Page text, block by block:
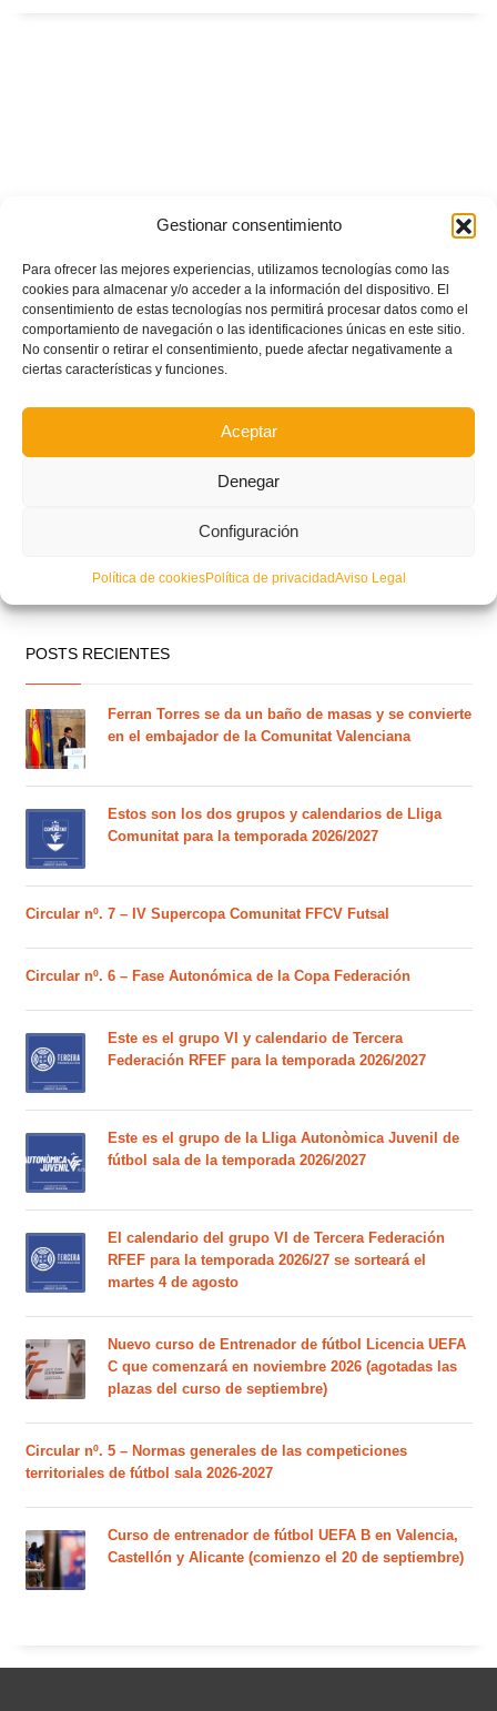
Gestionar consentimiento
Para ofrecer las mejores experiencias, utilizamos tecnologías como las
cookies para almacenar y/o acceder a la información del dispositivo. El
consentimiento de estas tecnologías nos permitirá procesar datos como el
comportamiento de navegación o las identificaciones únicas en este sitio.
No consentir o retirar el consentimiento, puede afectar negativamente a
ciertas características y funciones.
Aceptar
Denegar
Configuración
Política de cookiesPolítica de privacidadAviso Legal
POSTS RECIENTES
Ferran Torres se da un baño de masas y se convierte
en el embajador de la Comunitat Valenciana
Estos son los dos grupos y calendarios de Lliga
Comunitat para la temporada 2026/2027
Circular nº. 7 – IV Supercopa Comunitat FFCV Futsal
Circular nº. 6 – Fase Autonómica de la Copa Federación
Este es el grupo VI y calendario de Tercera
Federación RFEF para la temporada 2026/2027
Este es el grupo de la Lliga Autonòmica Juvenil de
fútbol sala de la temporada 2026/2027
El calendario del grupo VI de Tercera Federación
RFEF para la temporada 2026/27 se sorteará el
martes 4 de agosto
Nuevo curso de Entrenador de fútbol Licencia UEFA
C que comenzará en noviembre 2026 (agotadas las
plazas del curso de septiembre)
Circular nº. 5 – Normas generales de las competiciones
territoriales de fútbol sala 2026-2027
Curso de entrenador de fútbol UEFA B en Valencia,
Castellón y Alicante (comienzo el 20 de septiembre)